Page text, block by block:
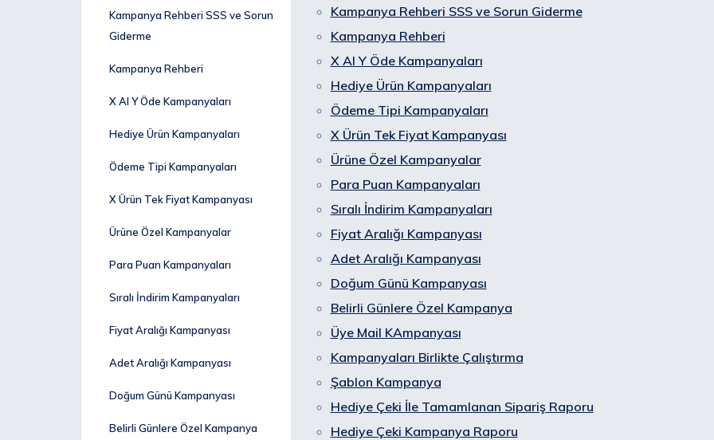
Kampanya Rehberi SSS ve Sorun
Giderme
Kampanya Rehberi
X Al Y Öde Kampanyaları
Hediye Ürün Kampanyaları
Ödeme Tipi Kampanyaları
X Ürün Tek Fiyat Kampanyası
Ürüne Özel Kampanyalar
Para Puan Kampanyaları
Sıralı İndirim Kampanyaları
Fiyat Aralığı Kampanyası
Adet Aralığı Kampanyası
Doğum Günü Kampanyası
Belirli Günlere Özel Kampanya
Kampanya Rehberi SSS ve Sorun Giderme
Kampanya Rehberi
X Al Y Öde Kampanyaları
Hediye Ürün Kampanyaları
Ödeme Tipi Kampanyaları
X Ürün Tek Fiyat Kampanyası
Ürüne Özel Kampanyalar
Para Puan Kampanyaları
Sıralı İndirim Kampanyaları
Fiyat Aralığı Kampanyası
Adet Aralığı Kampanyası
Doğum Günü Kampanyası
Belirli Günlere Özel Kampanya
Üye Mail KAmpanyası
Kampanyaları Birlikte Çalıştırma
Şablon Kampanya
Hediye Çeki İle Tamamlanan Sipariş Raporu
Hediye Çeki Kampanya Raporu